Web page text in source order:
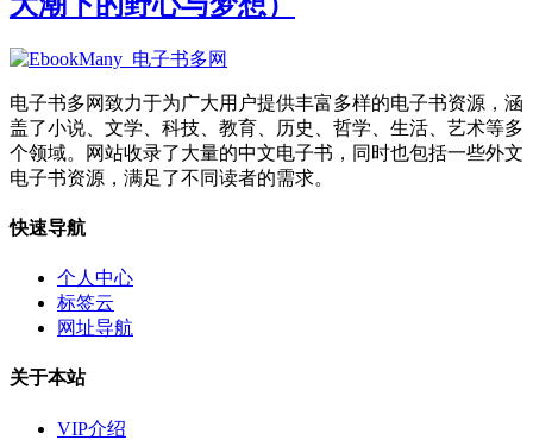
电子书多网致力于为广大用户提供丰富多样的电子书资源，涵
盖了小说、文学、科技、教育、历史、哲学、生活、艺术等多
个领域。网站收录了大量的中文电子书，同时也包括一些外文
电子书资源，满足了不同读者的需求。
快速导航
个人中心
标签云
网址导航
关于本站
VIP介绍